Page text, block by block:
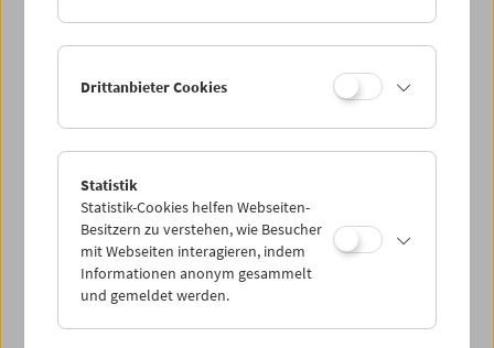
Sa 20.12.
PROGRAMM ÜBERBLICK
Drittanbieter Cookies
Statistik
Statistik-Cookies helfen Webseiten-
Besitzern zu verstehen, wie Besucher
mit Webseiten interagieren, indem
Informationen anonym gesammelt
und gemeldet werden.